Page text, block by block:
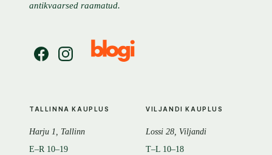
antikvaarsed raamatud.
TALLINNA KAUPLUS
Harju 1, Tallinn
E–R 10–19
VILJANDI KAUPLUS
Lossi 28, Viljandi
T–L 10–18